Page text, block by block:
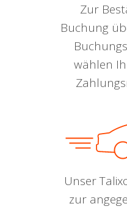
Zur
Buchung
wählen
Unser
zur